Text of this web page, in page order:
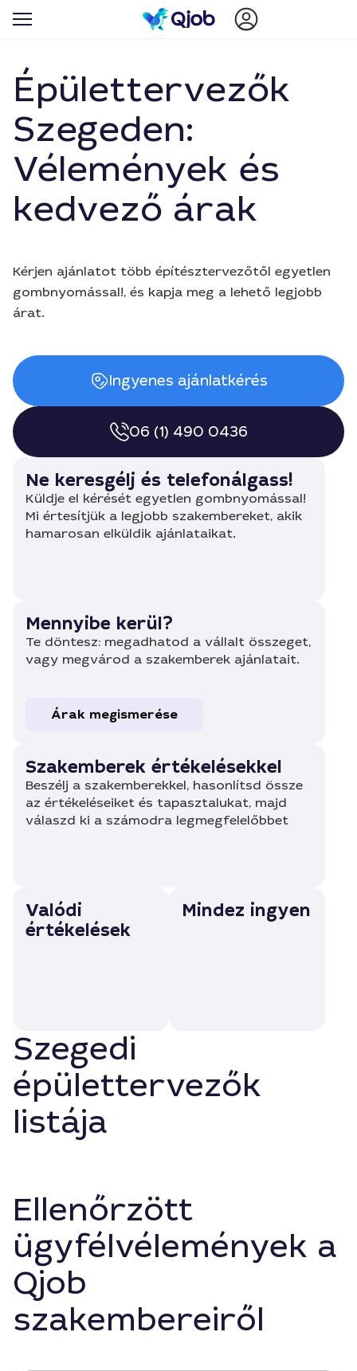
Épülettervezők
Szegeden:
Vélemények és
kedvező árak
Kérjen ajánlatot több építésztervezőtől egyetlen
gombnyomással!, és kapja meg a lehető legjobb
árat.
Ingyenes ajánlatkérés
06 (1) 490 0436
Ne keresgélj és telefonálgass!
Küldje el kérését egyetlen gombnyomással!
Mi értesítjük a legjobb szakembereket, akik
hamarosan elküldik ajánlataikat.
Mennyibe kerül?
Te döntesz: megadhatod a vállalt összeget,
vagy megvárod a szakemberek ajánlatait.
Árak megismerése
Szakemberek értékelésekkel
Beszélj a szakemberekkel, hasonlítsd össze
az értékeléseiket és tapasztalukat, majd
válaszd ki a számodra legmegfelelőbbet
Valódi
értékelések
Mindez ingyen
Szegedi
épülettervezők
listája
Ellenőrzött
ügyfélvélemények a
Qjob
szakembereiről